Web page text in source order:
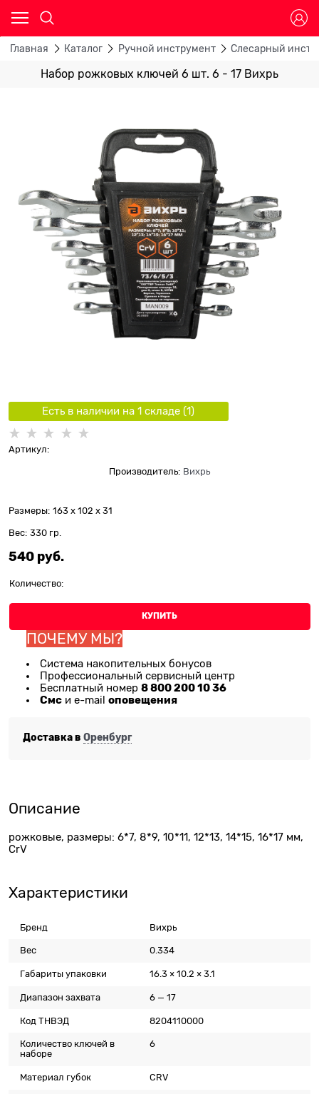
Главная Каталог Ручной инструмент Слесарный
Набор рожковых ключей 6 шт. 6 - 17 Вихрь
Есть в наличии на 1 складe (1)
Артикул:
Производитель: Вихрь
Размеры: 163 x 102 x 31
Вес: 330 гр.
540 руб.
Количество:
КУПИТЬ
ПОЧЕМУ МЫ?
Система накопительных бонусов
Профессиональный сервисный центр
Бесплатный номер 8 800 200 10 36
Смс и e-mail оповещения
Доставка в Оренбург
Описание
рожковые, размеры: 6*7, 8*9, 10*11, 12*13, 14*15, 16*17 мм,
CrV
Характеристики
Бренд Вихрь
Вес 0.334
Габариты упаковки 16.3 × 10.2 × 3.1
Диапазон захвата 6 — 17
Код ТНВЭД 8204110000
Количество ключей в
наборе
6
Материал губок CRV